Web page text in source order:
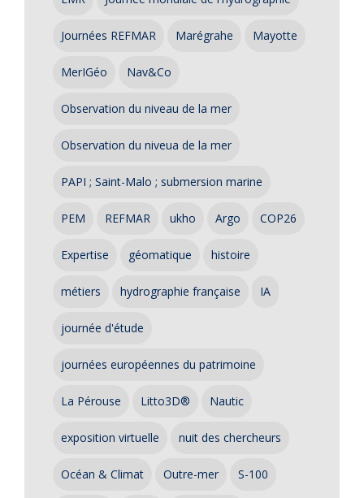
Journées REFMAR Marégrahe Mayotte
MerIGéo Nav&Co
Observation du niveau de la mer
Observation du niveua de la mer
PAPI ; Saint-Malo ; submersion marine
PEM REFMAR ukho Argo COP26
Expertise géomatique histoire
métiers hydrographie française IA
journée d'étude
journées européennes du patrimoine
La Pérouse Litto3D® Nautic
exposition virtuelle nuit des chercheurs
Océan & Climat Outre-mer S-100